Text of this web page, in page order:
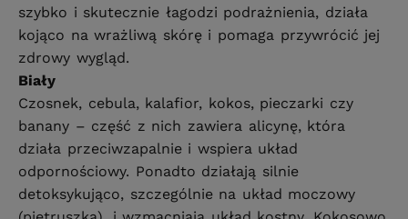
szybko i skutecznie łagodzi podrażnienia, działa
kojąco na wrażliwą skórę i pomaga przywrócić jej
zdrowy wygląd.
Biały
Czosnek, cebula, kalafior, kokos, pieczarki czy
banany – część z nich zawiera alicynę, która
działa przeciwzapalnie i wspiera układ
odpornościowy. Ponadto działają silnie
detoksykująco, szczególnie na układ moczowy